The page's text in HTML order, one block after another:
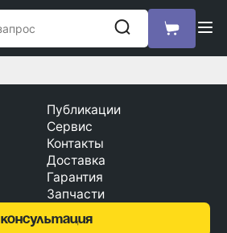
Публикации
Сервис
Контакты
Доставка
Гарантия
Запчасти
консультация